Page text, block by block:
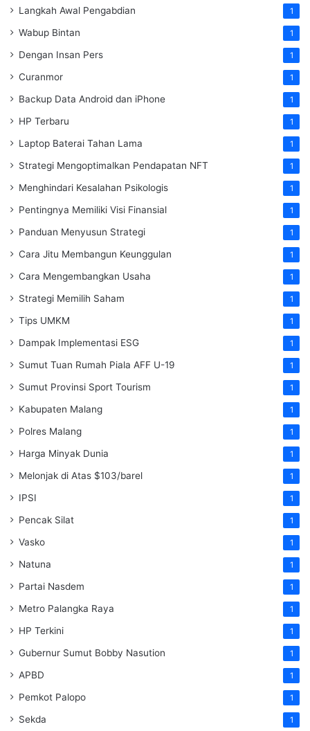
Langkah Awal Pengabdian 1
Wabup Bintan 1
Dengan Insan Pers 1
Curanmor 1
Backup Data Android dan iPhone 1
HP Terbaru 1
Laptop Baterai Tahan Lama 1
Strategi Mengoptimalkan Pendapatan NFT 1
Menghindari Kesalahan Psikologis 1
Pentingnya Memiliki Visi Finansial 1
Panduan Menyusun Strategi 1
Cara Jitu Membangun Keunggulan 1
Cara Mengembangkan Usaha 1
Strategi Memilih Saham 1
Tips UMKM 1
Dampak Implementasi ESG 1
Sumut Tuan Rumah Piala AFF U-19 1
Sumut Provinsi Sport Tourism 1
Kabupaten Malang 1
Polres Malang 1
Harga Minyak Dunia 1
Melonjak di Atas $103/barel 1
IPSI 1
Pencak Silat 1
Vasko 1
Natuna 1
Partai Nasdem 1
Metro Palangka Raya 1
HP Terkini 1
Gubernur Sumut Bobby Nasution 1
APBD 1
Pemkot Palopo 1
Sekda 1